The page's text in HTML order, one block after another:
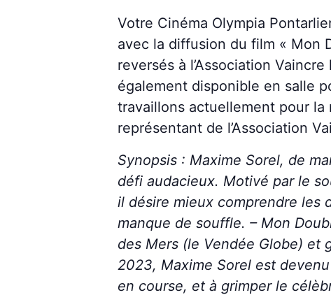
Votre Cinéma Olympia
avec la diffusion du film « Mon
reversés à l’Association
également disponible en salle
travaillons actuellement pour la
représentant de l’Association
Synopsis : Maxime Sorel, de
défi audacieux. Motivé par le
il désire mieux comprendre les
manque de souffle. – Mon
des Mers (le Vendée Globe) et
2023, Maxime Sorel est
en course, et à grimper le